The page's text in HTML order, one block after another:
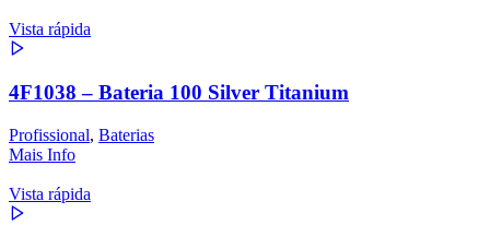
Vista rápida
4F1038 – Bateria 100 Silver Titanium
Profissional, Baterias
Mais Info
Vista rápida